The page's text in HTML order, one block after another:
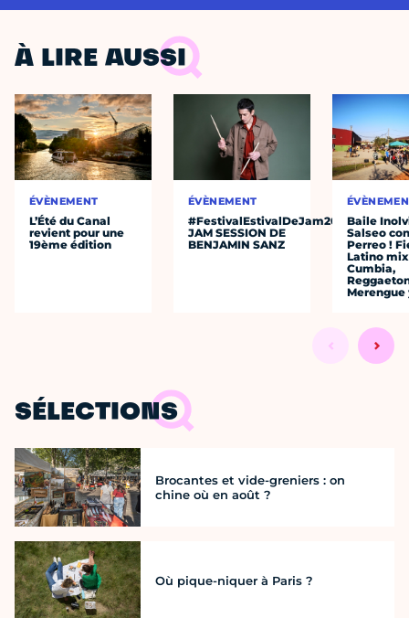
À LIRE AUSSI
ÉVÈNEMENT
L’Été du Canal
revient pour une
19ème édition
ÉVÈNEMENT
#FestivalEstivalDeJam2026
JAM SESSION DE
BENJAMIN SANZ
Baile
Salseo
Perreo !
Latino mix
Cumbia,
Merengue
SÉLECTIONS
Brocantes et vide-greniers : on
chine où en août ?
Où pique-niquer à Paris ?